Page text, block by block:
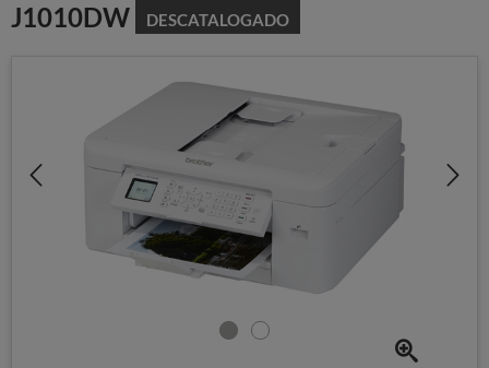
J1010DW
DESCATALOGADO